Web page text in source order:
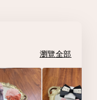
瀏覽全部